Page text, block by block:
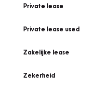
Private lease
Private lease used
Zakelijke lease
Zekerheid